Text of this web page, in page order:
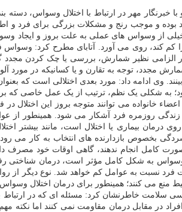
و موجب رنج و مشکلات بزرگی برای فرد
خیلی از وسواس های عملی به علت بروز و
کند، روی می آورد. آتابای مطرح کرد:
الزامی نظیر شمارش، بررسی یا چک کردن
مجدد، توجه به تقارن و یا کسانیکه در مورد
وی ادامه داد: مورد بعدی اختلالی است
شکلی یک نظم، ترتیب از یک عمل خاصی که برای
خانواده می توانند متوجه بروز این اختلال
روزمره فرد آشکار می شود. همینطور از
درمان بیماری یا اختلال است، مانند بیشتر
بخصوص بازدارنده های انتخاب به کار
کامل انجام ندهند، گاهی اوقات خود مصرف
نسبت به عوامل کم خواهد شد. نوع دیگر
منع می کنند؛ همینطور برای درمان اختلال
سلامت خاطرنشان کرد: مسئله ای که در ارتباط
در مقابل درمان مقاومت نمی کنند اما نکته